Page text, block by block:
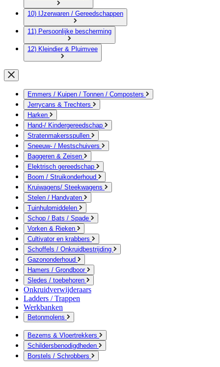
10) IJzerwaren / Gereedschappen
11) Persoonlijke bescherming
12) Kleindier & Pluimvee
Emmers / Kuipen / Tonnen / Composters
Jerrycans & Trechters
Harken
Hand-/ Kindergereedschap
Stratenmakersspullen
Sneeuw- / Mestschuivers
Baggeren & Zeisen
Elektrisch gereedschap
Boom / Struikonderhoud
Kruiwagens/ Steekwagens
Stelen / Handvaten
Tuinhulpmiddelen
Schop / Bats / Spade
Vorken & Rieken
Cultivator en krabbers
Schoffels / Onkruidbestrijding
Gazononderhoud
Hamers / Grondboor
Sledes / toebehoren
Onkruidverwijderaars
Ladders / Trappen
Werkbanken
Betonmolens
Bezems & Vloertrekkers
Schildersbenodigdheden
Borstels / Schrobbers